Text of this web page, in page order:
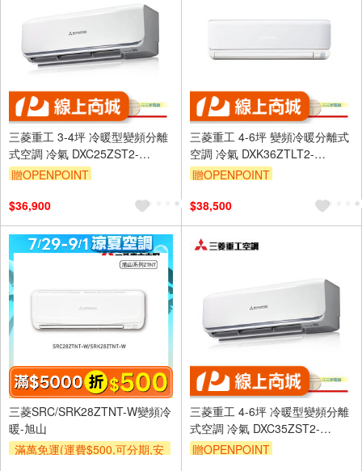
三菱重工 3-4坪 冷暖型變頻分離
式空調 冷氣 DXC25ZST2-
W/DXK25ZST2-W
贈OPENPOINT
$36,900
三菱重工 4-6坪 變頻冷暖分離式
空調 冷氣 DXK36ZTLT2-
W/DXC36ZTLT2-W
贈OPENPOINT
$38,500
三菱SRC/SRK28ZTNT-W變頻冷
暖-旭山
滿萬免運(運費$500,可分期,安
三菱重工 4-6坪 冷暖型變頻分離
式空調 冷氣 DXC35ZST2-
W/DXK35ZST2-W
贈OPENPOINT